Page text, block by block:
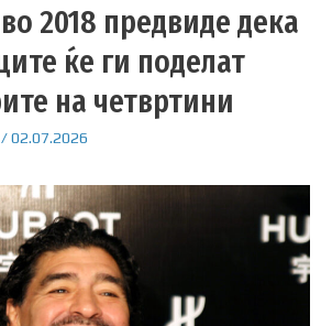
2018 предвиде дека
ќе ги поделат
на четвртини
/02.07.2026